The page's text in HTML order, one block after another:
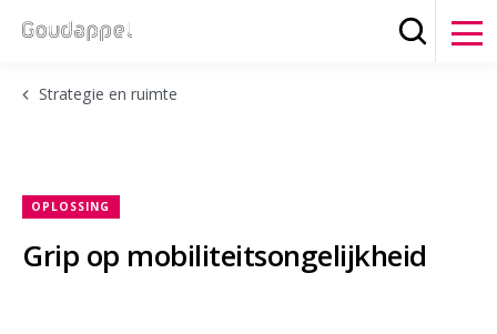
Zoeken
Strategie en ruimte
Grip op mobiliteitsongelijkheid
OPLOSSING